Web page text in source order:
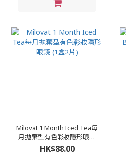
Milovat 1 Month Iced Tea每
月拋棄型有色彩妝隱形眼鏡
(1盒2片)
HK$88.00